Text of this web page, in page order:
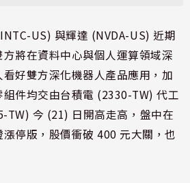
US) 與輝達 (NVDA-US) 近期
將在資料中心與個人運算領域深
好雙方深化機器人產品應用，加
組件均交由台積電 (2330-TW) 代工
TW) 今 (21) 日開高走高，盤中在
停版，股價衝破 400 元大關，也